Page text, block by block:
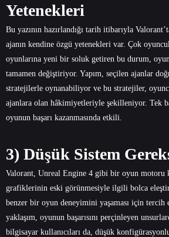
Yetenekleri
Bu yazının hazırlandığı tarih itibarıyla
ajanın kendine özgü yetenekleri var. Çok
oyunlarına yeni bir soluk getiren bu durum,
tamamen değiştiriyor. Yapım, seçilen ajanlar
stratejilerle oynanabiliyor ve bu stratejiler,
ajanlara olan hâkimiyetleriyle şekilleniyor. Tek
oyunun başarı kazanmasında etkili.
3) Düşük Sistem
Valorant, Unreal Engine 4 gibi bir oyun motoru
grafiklerinin eski görünmesiyle ilgili bolca
benzer bir oyun deneyimini yaşaması için tercih
yaklaşım, oyunun başarısını perçinleyen
bilgisayar kullanıcıları da, düşük